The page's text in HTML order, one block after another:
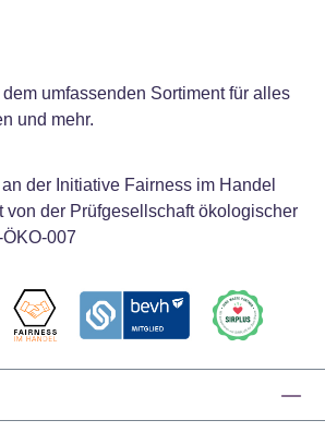
Dadurch kann es bei warmen
dem Versandweg zu einer
kommen.
dem umfassenden Sortiment für alles
und mehr.
der Initiative Fairness im Handel
von der Prüfgesellschaft ökologischer
007